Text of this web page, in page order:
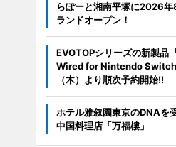
らぽーと湘南平塚に2026
ランドオープン！
EVOTOPシリーズの新製品
Wired for Nintendo
（木）より順次予約開始!!
ホテル雅叙園東京のDNAを
中国料理店「万福樓」